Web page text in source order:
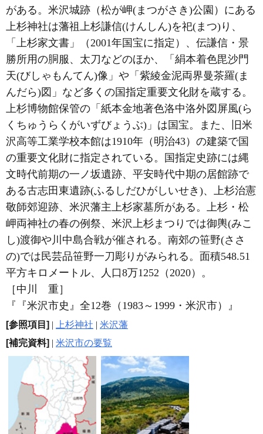
がある。米沢城跡（松が岬(まつがさき)公園）にある
上杉神社は藩祖上杉謙信(けんしん)を祀(まつ)り、
「上杉家文書」（2001年国宝に指定）、伝謙信・景
勝所用の胴服、太刀などのほか、「絹本着色毘沙門
天(びしゃもんてん)像」や「紫綾金泥両界曼茶羅(ま
んだら)図」など多くの国指定重要文化財を蔵する。
上杉博物館保管の「紙本金地著色洛中洛外図屏風(ら
くちゅうらくがいずびょうぶ)」は国宝。また、旧米
沢高等工業学校本館は1910年（明治43）の建築で国
の重要文化財に指定されている。国指定史跡には縄
文時代前期の一ノ坂遺跡、平安時代中期の居館跡で
ある古志田東遺跡(ふるしだひがしいせき)、上杉治憲
敬師郊迎跡、米沢藩主上杉家墓所がある。上杉・松
岬両神社の春の例祭、米沢上杉まつりでは御輿(みこ
し)渡御や川中島合戦が催される。南郊の笹野(ささ
の)では民芸品笹野一刀彫りがみられる。面積548.51
平方キロメートル、人口8万1252（2020）。
［中川 重］
『『米沢市史』全12巻（1983～1999・米沢市）』
[参照項目] | 上杉神社 | 米沢藩
[補完資料] | 米沢市の要覧